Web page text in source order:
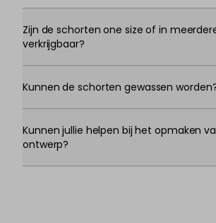
Zijn de schorten one size of in
verkrijgbaar?
Kunnen de schorten gewassen
Kunnen jullie helpen bij het opmaken
ontwerp?